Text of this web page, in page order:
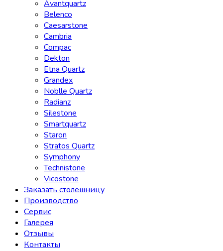
Avantquartz
Belenco
Caesarstone
Cambria
Compac
Dekton
Etna Quartz
Grandex
Noblle Quartz
Radianz
Silestone
Smartquartz
Staron
Stratos Quartz
Symphony
Technistone
Vicostone
Заказать столешницу
Производство
Сервис
Галерея
Отзывы
Контакты